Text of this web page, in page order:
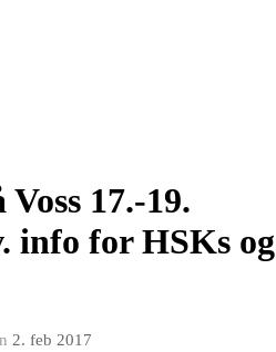
17.-19.
info for HSKs og
2. feb 2017